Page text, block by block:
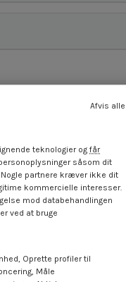
Afvis alle
teknologier og får
såsom dit
partnere kræver ikke dit
kommercielle interesser.
mod databehandlingen
ved at bruge
Oprette profiler til
Måle